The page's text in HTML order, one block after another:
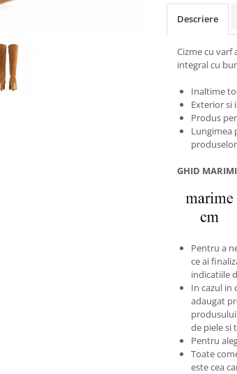
Descriere
Cizme cu
integral cu
Inaltime
Exterior si
Produs
Lungimea
GHID MARIMI
Pentru a
ce ai
indicatiile
In cazul in
adaugat
de piele si
Pentru
Toate
este cea